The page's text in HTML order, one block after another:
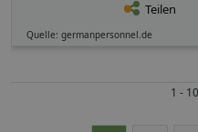
Teilen
Quelle: germanpersonnel.de
1 -